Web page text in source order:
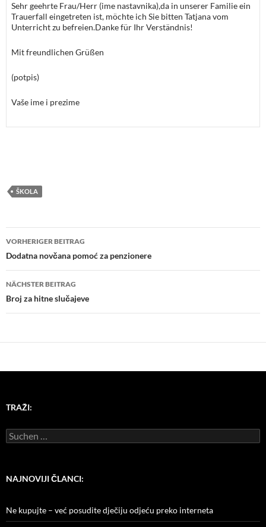
Sehr geehrte Frau/Herr (ime nastavnika),da in unserer Familie ein
Trauerfall eingetreten ist, möchte ich Sie bitten Tatjana vom
Unterricht zu befreien.Danke für Ihr Verständnis!
Mit freundlichen Grüßen
(potpis)
Vaše ime i prezime
ŠKOLA
Beitragsnavigation
VORHERIGER BEITRAG
Dodatna novčana pomoć za penzionere
NÄCHSTER BEITRAG
Broj za hitne slučajeve
TRAŽI:
Suchen
nach:
NAJNOVIJI ČLANCI:
Ne kupujte – već posudite dječiju odjeću preko interneta